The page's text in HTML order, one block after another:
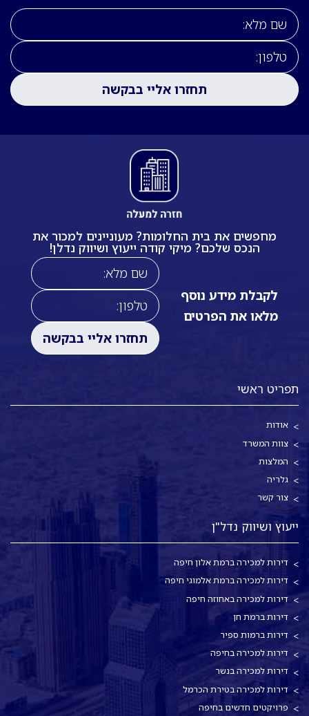
מחפשים את בית החלומות? מעוניינים למכור את
הנכס שלכם? מיקי קודה ייעוץ ושיווק נדלן!
לקבלת מידע נוסף
מלאו את הפרטים
תפריט ראשי
אודות
צוות המשרד
המלצות
גלריה
צור קשר
ייעוץ ושיווק נדל"ן
דירות למכירה ברמת אלון חיפה
דירות למכירה ברמת אלמוגי חיפה
דירות למכירה באחוזה חיפה
דירות ברמת חן
דירות ברמות ספיר
דירות למכירה בחיפה
דירות למכירה בנשר
דירות למכירה בטירת הכרמל
פרויקטים חדשים בחיפה